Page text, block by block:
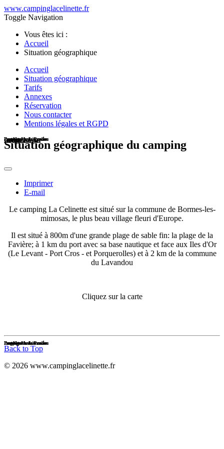
www.campinglacelinette.fr
Toggle Navigation
Vous êtes ici :
Accueil
Situation géographique
Accueil
Situation géographique
Tarifs
Annexes
Réservation
Nous contacter
Mentions légales et RGPD
La plage de la Favière
Bormes les mimosas
Bormes les mimosas
La plage de la Favière
La plage du Lavandou
Port-Cros
Porquerolles
Porquerolles
La plage de la Favière
Port-Cros
La plage du Lavandou
La plage de la Favière
Porquerolles
La plage du Lavandou
La plage de la Favière
Bormes les mimosas
Port-Cros
La plage de la Favière
L'accueil
L'accueil
Les emplacements
Les emplacements
Les emplacements
Les emplacements
Les emplacements
Les sanitaires
Les emplacements
Les emplacements
Les emplacements
Les emplacements
Les emplacements
Les emplacements
Les emplacements
Les emplacements
Situation géographique du camping
Imprimer
E-mail
Le camping La Celinette est situé sur la commune de Bormes-les-
mimosas, le plus beau village fleuri d'Europe.
Il est situé à 800m d'une grande plage de sable fin: la plage de la
Favière; à 1 km du port avec sa base nautique et face aux Iles d'Or
(Le Levant - Port Cros - et Porquerolles) et à 2 km de la commune
du Lavandou
Cliquez sur la carte
La plage de la Favière
La plage de la Favière
La plage de la Favière
La plage de la Favière
La plage de la Favière
La plage de la Favière
La plage de la Favière
La plage du Lavandou
La plage du Lavandou
La plage du Lavandou
Port-Cros
Port-Cros
Port-Cros
Port-Cros
Bormes les mimosas
Bormes les mimosas
Bormes les mimosas
Porquerolles
Porquerolles
Porquerolles
Back to Top
© 2026 www.campinglacelinette.fr